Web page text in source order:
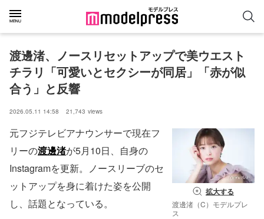
渡邊渚、ノースリセットアップで美ウエスト
チラリ「可愛いとセクシーが同居」「赤が似
合う」と反響
2026.05.11 14:58 21,743 views
拡大する
渡邊渚（C）モデルプレ
ス
元フジテレビアナウンサーで現在フ
リーの渡邊渚が5月10日、自身の
Instagramを更新。ノースリーブのセ
ットアップを身に着けた姿を公開
し、話題となっている。